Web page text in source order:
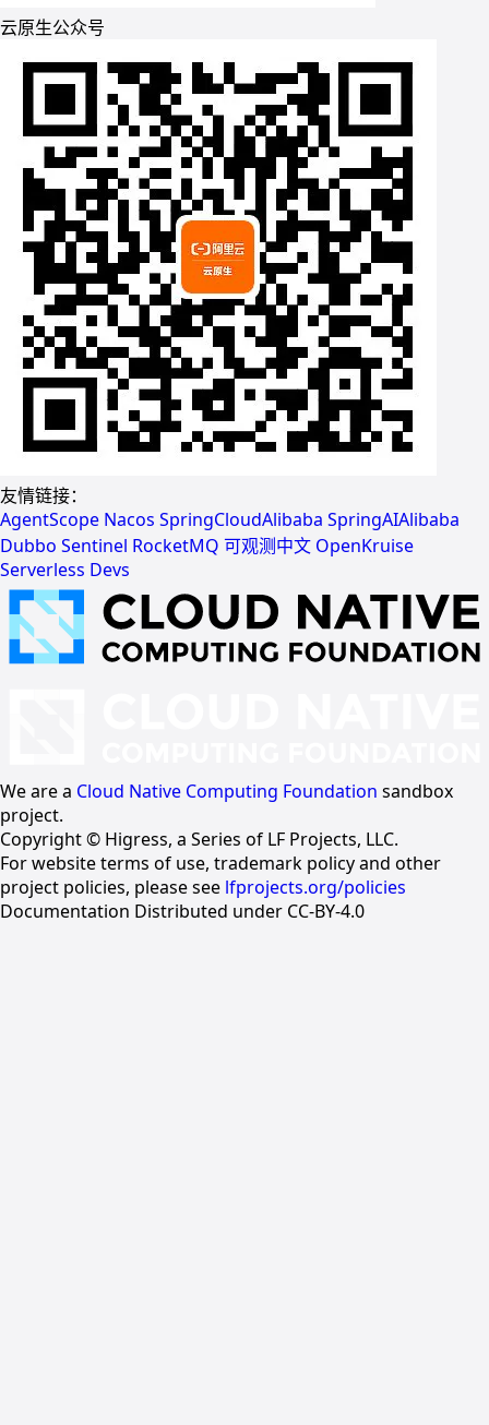
云原生公众号
友情链接：
AgentScope Nacos SpringCloudAlibaba SpringAIAlibaba
Dubbo Sentinel RocketMQ 可观测中文 OpenKruise
Serverless Devs
We are a Cloud Native Computing Foundation sandbox
project.
Copyright © Higress, a Series of LF Projects, LLC.
For website terms of use, trademark policy and other
project policies, please see lfprojects.org/policies
Documentation Distributed under CC-BY-4.0